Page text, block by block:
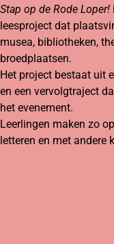
Stap op de Rode Loper!
leesproject dat
musea, bibliotheken,
broedplaatsen.
Het project bestaat uit
en een vervolgtraject
het evenement.
Leerlingen maken zo
letteren en met andere